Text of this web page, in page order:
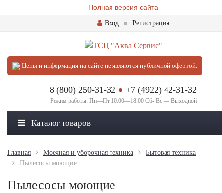
Полная версия сайта
Вход Регистрация
Цены и информация на сайте не являются публичной офертой.
8 (800) 250-31-32 +7 (4922) 42-31-32
Режим работы: Пн—Пт 10:00—18:00 Сб- Вс — Выходной
Каталог товаров
Главная Моечная и уборочная техника
Бытовая техника
Пылесосы моющие
Пылесосы моющие